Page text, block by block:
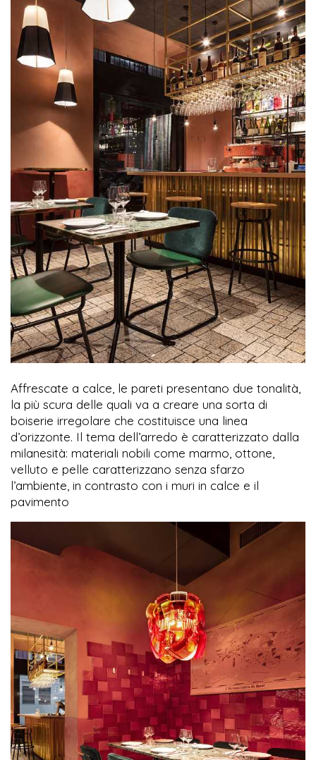
Affrescate a calce, le pareti presentano due tonalità,
la più scura delle quali va a creare una sorta di
boiserie irregolare che costituisce una linea
d’orizzonte. Il tema dell’arredo è caratterizzato dalla
milanesità: materiali nobili come marmo, ottone,
velluto e pelle caratterizzano senza sfarzo
l’ambiente, in contrasto con i muri in calce e il
pavimento